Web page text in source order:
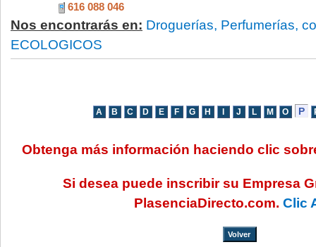
616 088 046
Nos encontrarás en: Droguerías, Perfumerías,
ECOLOGICOS
Obtenga más información haciendo clic
Si desea puede inscribir su Empresa
PlasenciaDirecto.com.Clic
Volver